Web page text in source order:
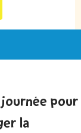
journée pour
la